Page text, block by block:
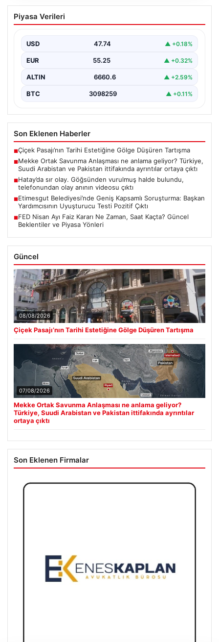
Mekke Ortak Savunma Anlaşması ne
anlama geliyor? Türkiye, Suudi
ayrıntılar ortaya çıktı
Piyasa Verileri
USD 47.74 ▲ +0.18%
EUR 55.25 ▲ +0.32%
ALTIN 6660.6 ▲ +2.59%
BTC 3098259 ▲ +0.11%
Son Eklenen Haberler
■Çiçek Pasajı’nın Tarihi Estetiğine Gölge Düşüren Tartışma
■Mekke Ortak Savunma Anlaşması ne anlama geliyor? Türkiye,
Suudi Arabistan ve Pakistan ittifakında ayrıntılar ortaya çıktı
■Hatay’da sır olay. Göğsünden vurulmuş halde bulundu,
telefonundan olay anının videosu çıktı
■Etimesgut Belediyesi’nde Geniş Kapsamlı Soruşturma: Başkan
Yardımcısının Uyuşturucu Testi Pozitif Çıktı
■FED Nisan Ayı Faiz Kararı Ne Zaman, Saat Kaçta? Güncel
Beklentiler ve Piyasa Yönleri
Güncel
08/08/2026
Çiçek Pasajı’nın Tarihi Estetiğine Gölge Düşüren Tartışma
07/08/2026
Mekke Ortak Savunma Anlaşması ne anlama geliyor?
Türkiye, Suudi Arabistan ve Pakistan ittifakında ayrıntılar
ortaya çıktı
Son Eklenen Firmalar